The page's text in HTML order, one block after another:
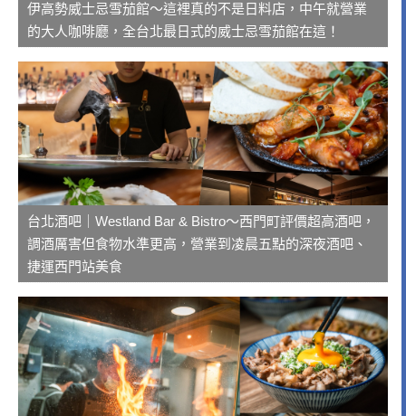
伊高勢威士忌雪茄館～這裡真的不是日料店，中午就營業
的大人咖啡廳，全台北最日式的威士忌雪茄館在這！
台北酒吧｜Westland Bar & Bistro～西門町評價超高酒吧，
調酒厲害但食物水準更高，營業到凌晨五點的深夜酒吧、
捷運西門站美食